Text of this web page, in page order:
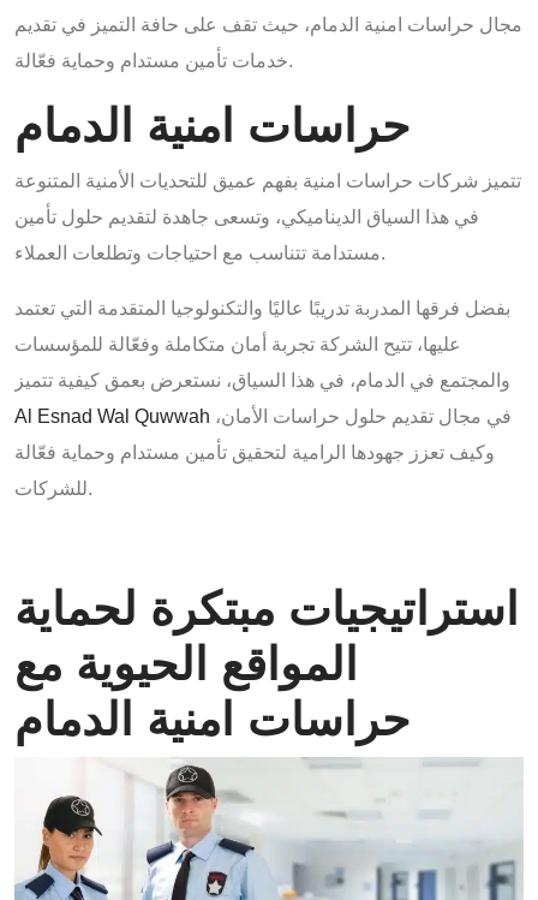
مجال حراسات امنية الدمام، حيث تقف على حافة التميز في تقديم
خدمات تأمين مستدام وحماية فعّالة.
حراسات امنية الدمام
تتميز شركات حراسات امنية بفهم عميق للتحديات الأمنية المتنوعة
في هذا السياق الديناميكي، وتسعى جاهدة لتقديم حلول تأمين
مستدامة تتناسب مع احتياجات وتطلعات العملاء.
بفضل فرقها المدربة تدريبًا عاليًا والتكنولوجيا المتقدمة التي تعتمد
عليها، تتيح الشركة تجربة أمان متكاملة وفعّالة للمؤسسات
والمجتمع في الدمام، في هذا السياق، نستعرض بعمق كيفية تتميز
Al Esnad Wal Quwwah
وكيف تعزز جهودها الرامية لتحقيق تأمين مستدام وحماية فعّالة
للشركات.
استراتيجيات مبتكرة لحماية
المواقع الحيوية مع
حراسات امنية الدمام